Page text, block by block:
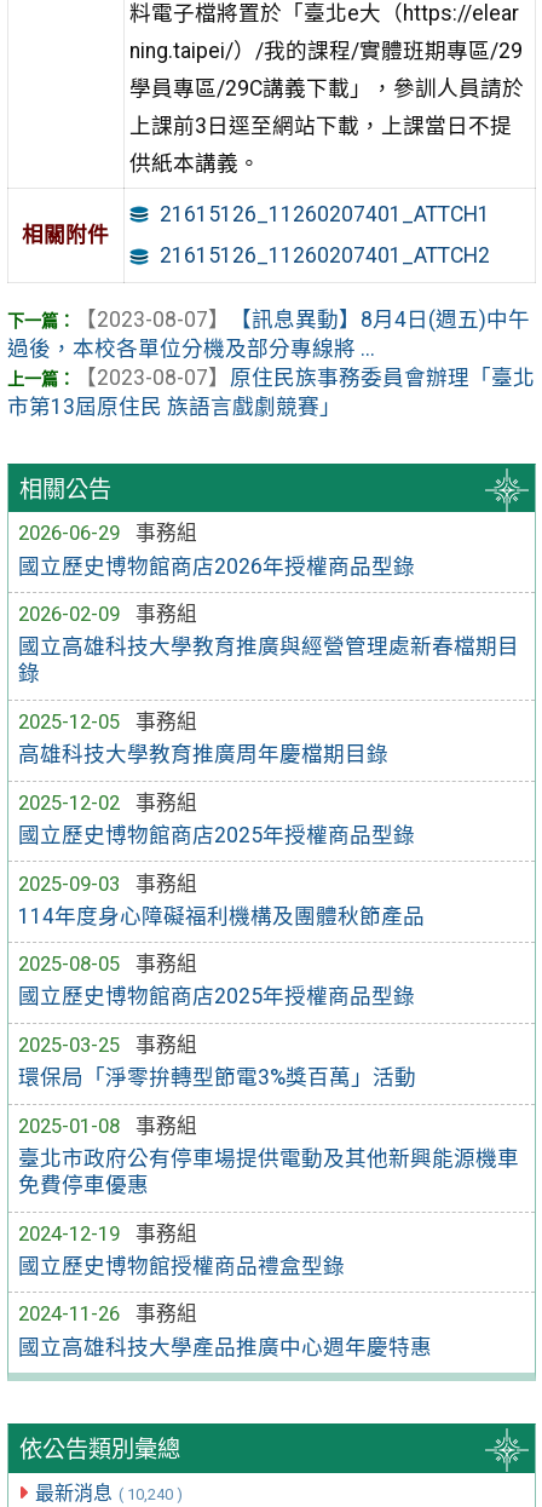
相關公告
2026-06-29
事務組
國立歷史博物館商店2026年授權商品型錄
2026-02-09
事務組
國立高雄科技大學教育推廣與經營管理處新春檔期目
錄
2025-12-05
事務組
高雄科技大學教育推廣周年慶檔期目錄
2025-12-02
事務組
國立歷史博物館商店2025年授權商品型錄
2025-09-03
事務組
114年度身心障礙福利機構及團體秋節產品
2025-08-05
事務組
國立歷史博物館商店2025年授權商品型錄
2025-03-25
事務組
環保局「淨零拚轉型節電3%獎百萬」活動
2025-01-08
事務組
臺北市政府公有停車場提供電動及其他新興能源機車
免費停車優惠
2024-12-19
事務組
國立歷史博物館授權商品禮盒型錄
2024-11-26
事務組
國立高雄科技大學產品推廣中心週年慶特惠
依公告類別彙總
最新消息 ( 10,240 )
料電子檔將置於「臺北e大（https://elear
ning.taipei/）/我的課程/實體班期專區/29
學員專區/29C講義下載」，參訓人員請於
上課前3日逕至網站下載，上課當日不提
供紙本講義。
相關附件
21615126_11260207401_ATTCH1
21615126_11260207401_ATTCH2
【2023-08-07】
【訊息異動】8月4日(週五)中午
過後，本校各單位分機及部分專線將 ...
【2023-08-07】 原住民族事務委員會辦理「臺北
市第13屆原住民 族語言戲劇競賽」